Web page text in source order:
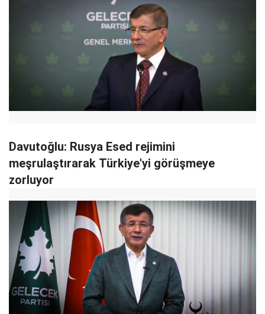
Davutoğlu: Rusya Esed rejimini
meşrulaştırarak Türkiye'yi görüşmeye
zorluyor